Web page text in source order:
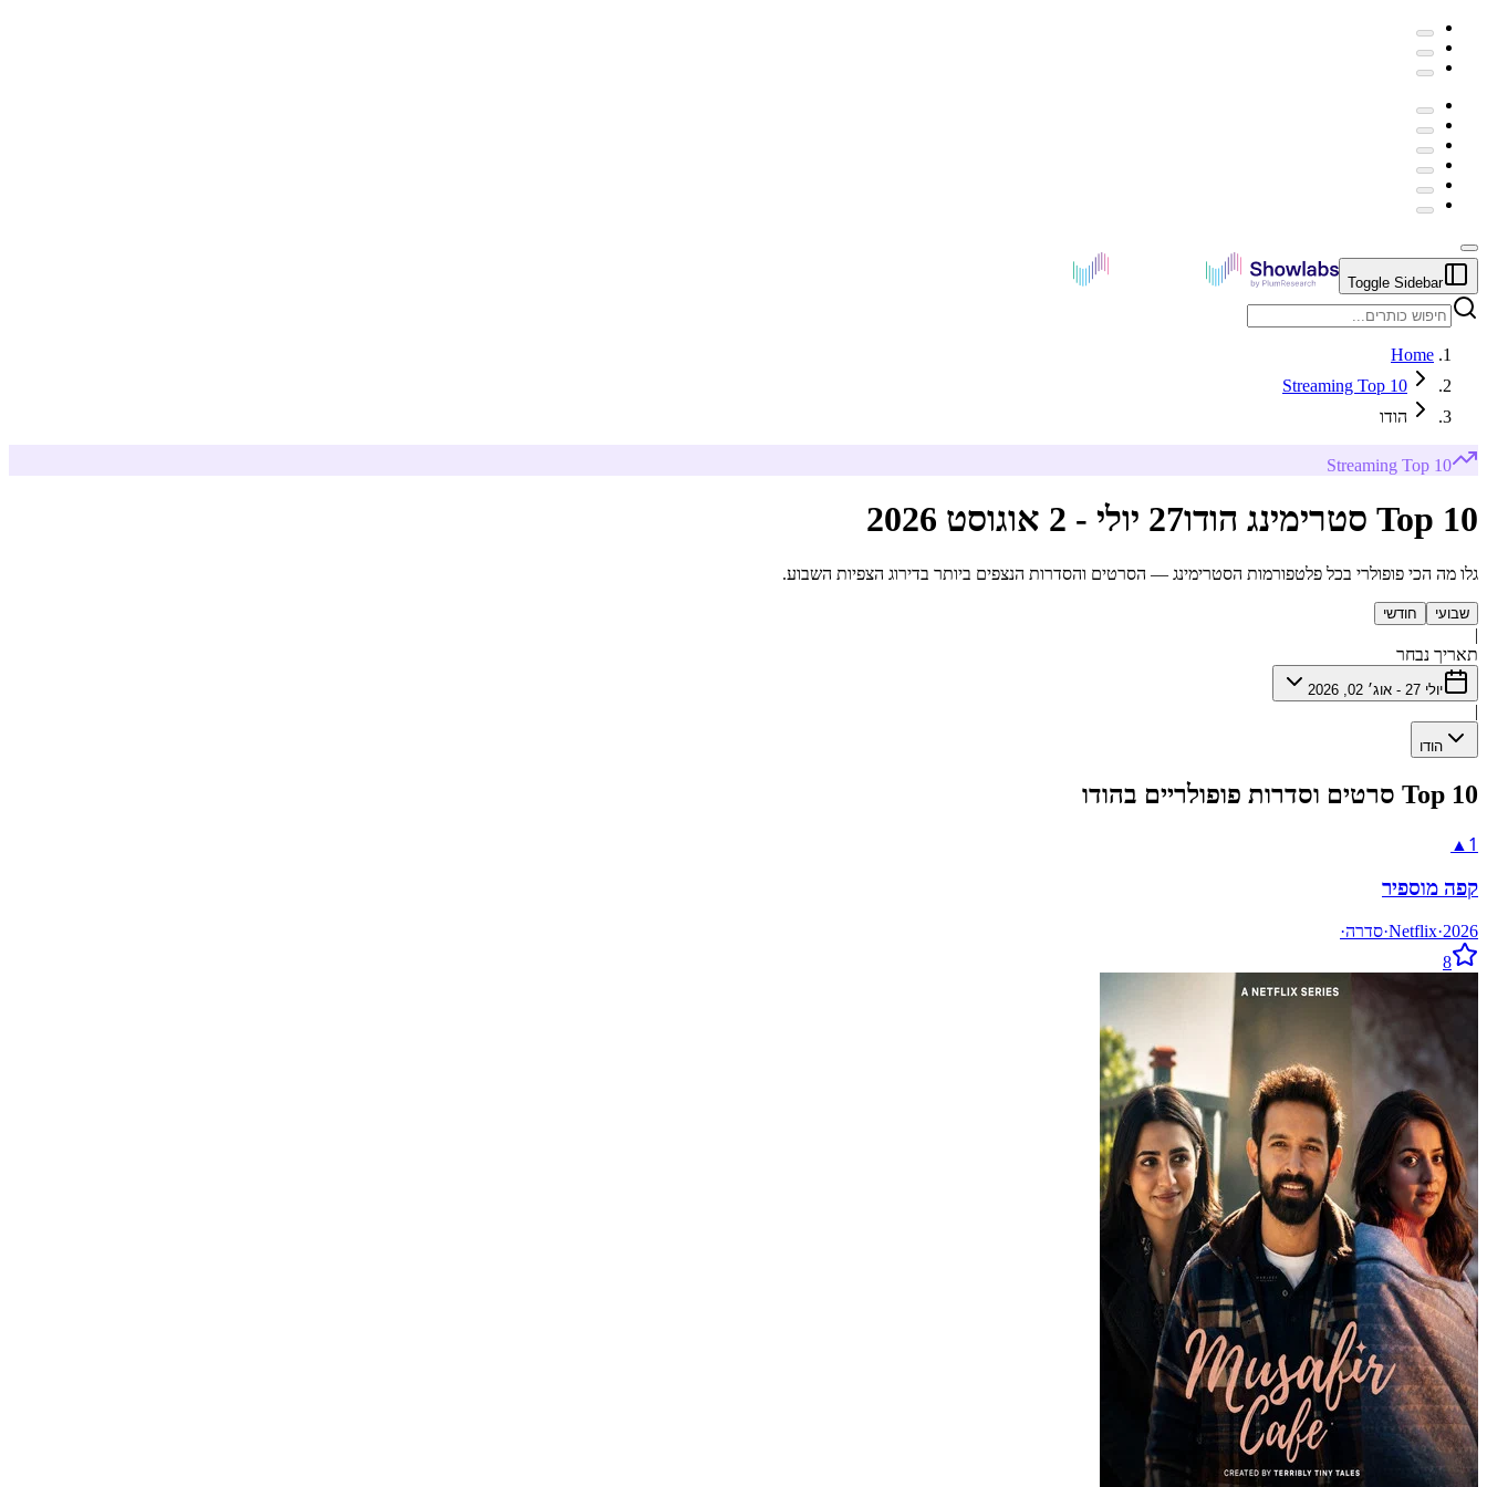
Toggle Sidebar
Home
Streaming Top 10
הודו
Streaming Top 10
Top 10 סטרימינג הודו 27 יולי - 2 אוגוסט 2026
גלו מה הכי פופולרי בכל פלטפורמות הסטרימינג — הסרטים והסדרות הנצפים ביותר בדירוג הצפיות השבוע.
שבועי חודשי
|
תאריך נבחר
יולי 27 - אוג׳ 02, 2026
|
הודו
Top 10 סרטים וסדרות פופולריים בהודו
1
▲
קפה מוספיר
2026
·
Netflix
·סדרה·
8